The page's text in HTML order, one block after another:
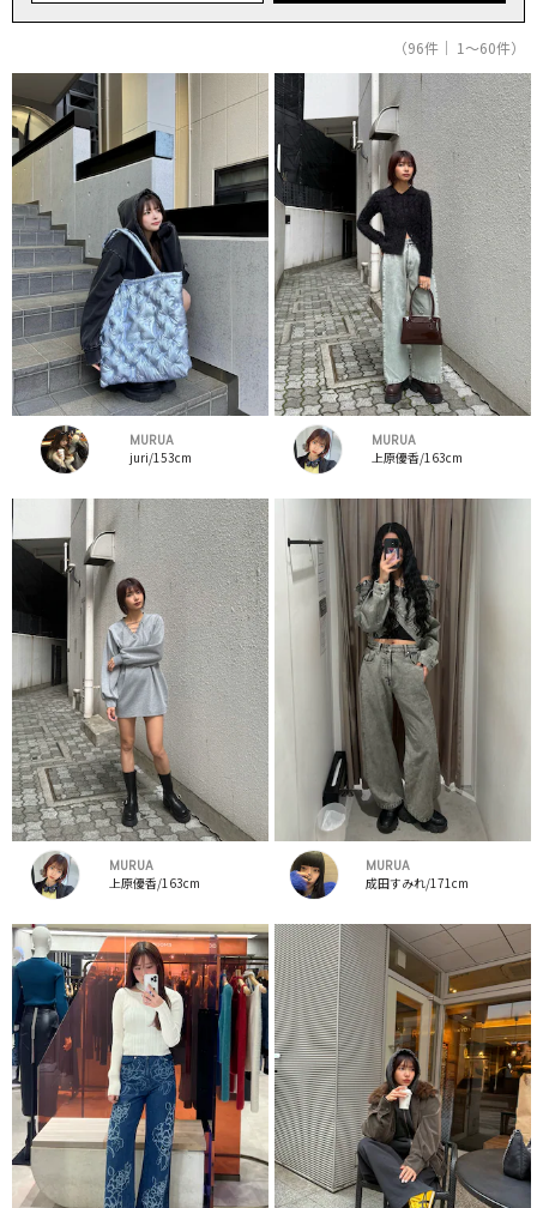
（96件｜ 1～60件）
MURUA
juri/153cm
MURUA
上原優香/163cm
MURUA
上原優香/163cm
MURUA
成田すみれ/171cm